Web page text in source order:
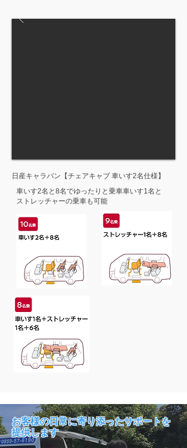
日産キャラバン【チェアキャブ 車いす2名仕様】
車いす2名と8名でゆったりと乗車車いす1名と
ストレッチャーの乗車も可能
お客様の日常に寄り添ったサポートを
提供します